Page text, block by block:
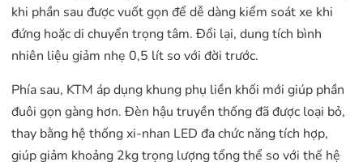
khi phần sau được vuốt gọn để dễ dàng kiểm soát xe khi
đứng hoặc di chuyển trọng tâm. Đổi lại, dung tích bình
nhiên liệu giảm nhẹ 0,5 lít so với đời trước.
Phía sau, KTM áp dụng khung phụ liền khối mới giúp phần
đuôi gọn gàng hơn. Đèn hậu truyền thống đã được loại bỏ,
thay bằng hệ thống xi-nhan LED đa chức năng tích hợp,
giúp giảm khoảng 2kg trọng lượng tổng thể so với thế hệ